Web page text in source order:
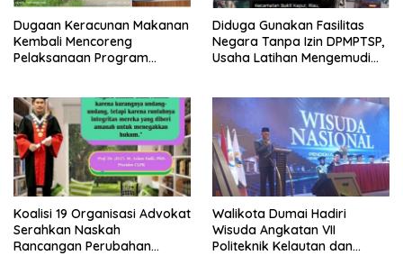
Dugaan Keracunan Makanan
Kembali Mencoreng
Pelaksanaan Program
Bersama Kota Dumai
Diduga Gunakan Fasilitas
Negara Tanpa Izin DPMPTSP,
Usaha Latihan Mengemudi
Koalisi 19 Organisasi Advokat
Serahkan Naskah
Rancangan Perubahan
Walikota Dumai Hadiri
Wisuda Angkatan VII
Politeknik Kelautan dan